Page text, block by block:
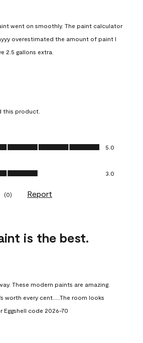
went on smoothly. The paint calculator
overestimated the amount of paint I
2.5 gallons extra.
this product.
out of 5
5.0
out of 5
3.0
(0) Report
is the best.
These modern paints are amazing.
worth every cent.....The room looks
Eggshell code 2026-70